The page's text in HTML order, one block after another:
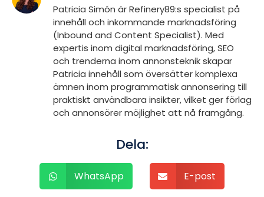
Patricia Simón är Refinery89:s specialist på
innehåll och inkommande marknadsföring
(Inbound and Content Specialist). Med
expertis inom digital marknadsföring, SEO
och trenderna inom annonsteknik skapar
Patricia innehåll som översätter komplexa
ämnen inom programmatisk annonsering till
praktiskt användbara insikter, vilket ger förlag
och annonsörer möjlighet att nå framgång.
Dela:
WhatsApp E-post